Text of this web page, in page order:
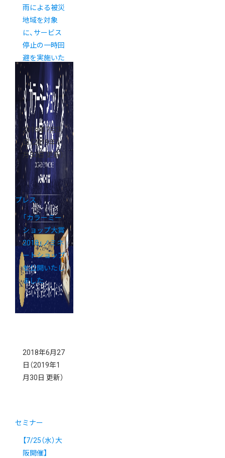
雨による被災
地域を対象
に、サービス
停止の一時回
避を実施いた
します
2018年7月3
日（2019年1
月30日 更新）
プレス
「カラーミー
ショップ大賞
2018」ノミネ
ートショップ
を公開いたし
ました
2018年6月27
日 （2019年1
月30日 更新）
セミナー
【7/25（水）大
阪開催】